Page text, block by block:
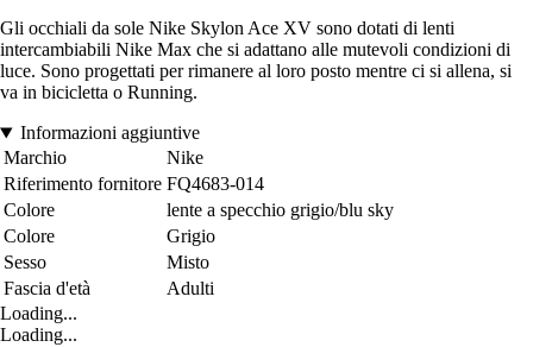
Gli occhiali da sole Nike Skylon Ace XV sono dotati di lenti
intercambiabili Nike Max che si adattano alle mutevoli condizioni di
luce. Sono progettati per rimanere al loro posto mentre ci si allena, si
va in bicicletta o Running.
Informazioni aggiuntive
Marchio
Nike
Riferimento fornitore FQ4683-014
Colore
lente a specchio grigio/blu sky
Colore
Grigio
Sesso
Misto
Fascia d'età
Adulti
Loading...
Loading...